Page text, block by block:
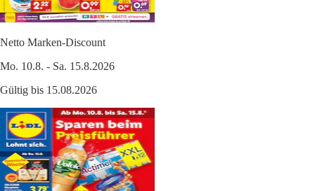
Netto Marken-Discount
Mo. 10.8. - Sa. 15.8.2026
Gültig bis 15.08.2026